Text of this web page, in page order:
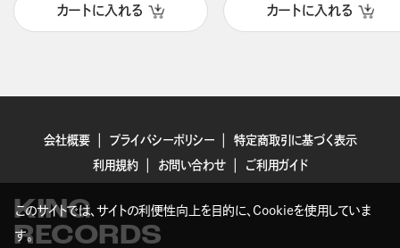
カートに入れる カートに入れる
会社概要 プライバシーポリシー
特定商取引に基づく表示
利用規約
お問い合わせ ご利用ガイド
KING
RECORDS
このサイトでは、サイトの利便性向上を目的に、Cookieを使用していま
す。